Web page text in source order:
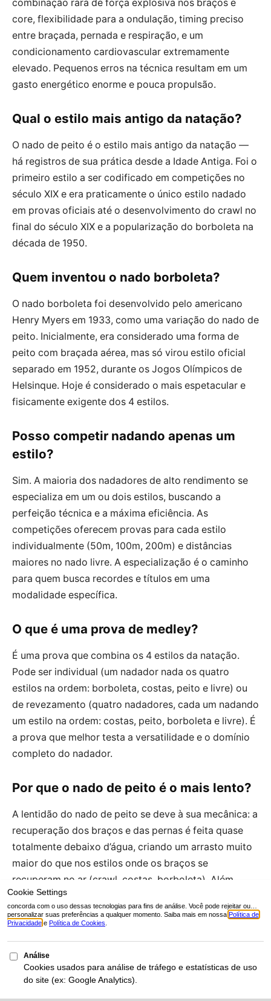
combinação rara de força explosiva nos braços e
core, flexibilidade para a ondulação, timing preciso
entre braçada, pernada e respiração, e um
condicionamento cardiovascular extremamente
elevado. Pequenos erros na técnica resultam em um
gasto energético enorme e pouca propulsão.
Qual o estilo mais antigo da natação?
O nado de peito é o estilo mais antigo da natação —
há registros de sua prática desde a Idade Antiga. Foi o
primeiro estilo a ser codificado em competições no
século XIX e era praticamente o único estilo nadado
em provas oficiais até o desenvolvimento do crawl no
final do século XIX e a popularização do borboleta na
década de 1950.
Quem inventou o nado borboleta?
O nado borboleta foi desenvolvido pelo americano
Henry Myers em 1933, como uma variação do nado de
peito. Inicialmente, era considerado uma forma de
peito com braçada aérea, mas só virou estilo oficial
separado em 1952, durante os Jogos Olímpicos de
Helsinque. Hoje é considerado o mais espetacular e
fisicamente exigente dos 4 estilos.
Posso competir nadando apenas um
estilo?
Sim. A maioria dos nadadores de alto rendimento se
especializa em um ou dois estilos, buscando a
perfeição técnica e a máxima eficiência. As
competições oferecem provas para cada estilo
individualmente (50m, 100m, 200m) e distâncias
maiores no nado livre. A especialização é o caminho
para quem busca recordes e títulos em uma
modalidade específica.
O que é uma prova de medley?
É uma prova que combina os 4 estilos da natação.
Pode ser individual (um nadador nada os quatro
estilos na ordem: borboleta, costas, peito e livre) ou
de revezamento (quatro nadadores, cada um nadando
um estilo na ordem: costas, peito, borboleta e livre). É
a prova que melhor testa a versatilidade e o domínio
completo do nadador.
Por que o nado de peito é o mais lento?
A lentidão do nado de peito se deve à sua mecânica: a
recuperação dos braços e das pernas é feita quase
totalmente debaixo d’água, criando um arrasto muito
maior do que nos estilos onde os braços se
recuperam no ar (crawl, costas, borboleta). Além
disso, o movimento é intermitente — há um momento
de deslize após cada ciclo completo —, o que quebra
a continuidade da propulsão.
É necessário dominar todos os estilos
para ser um bom nadador?